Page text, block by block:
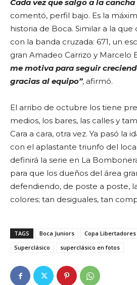
Cada vez que salgo a la cancha
comentó, perfil bajo. Es la
historia de Boca. Similar a la
con la banda cruzada: 671, un
gran Amadeo Carrizo y Marcelo
me motiva para seguir
gracias al equipo”, afirmó.
El arribo de octubre los tiene
medios, los bares, las calles y
Cara a cara, otra vez. Ya pasó la
con el aplastante triunfo del
definirá la serie en La
para que los dueños del área
defendiendo, de poste a poste,
colores; tan desiguales, tan
TAGS Boca Juniors Copa Libertadores
Superclásico
superclásico en fotos